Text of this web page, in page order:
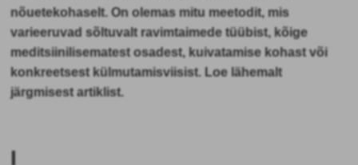
nõuetekohaselt. On olemas mitu meetodit, mis
varieeruvad sõltuvalt ravimtaimede tüübist, kõige
meditsiinilisematest osadest, kuivatamise kohast või
konkreetsest külmutamisviisist. Loe lähemalt
järgmisest artiklist.
Kuidas